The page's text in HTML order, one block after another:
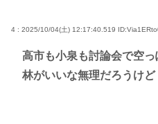
4 : 2025/10/04(土) 12:17:40.519
高市も小泉も討論会で空っ
林がいいな無理だろうけど